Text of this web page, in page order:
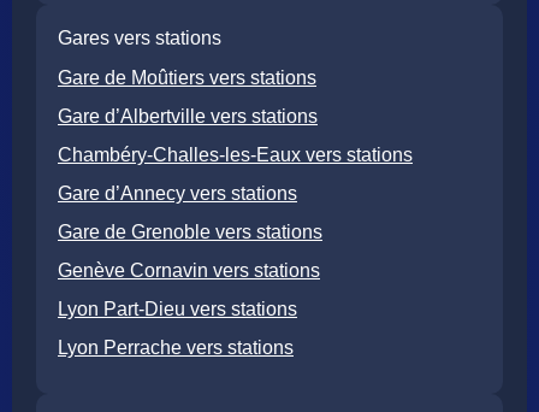
Gares vers stations
Gare de Moûtiers vers stations
Gare d’Albertville vers stations
Chambéry-Challes-les-Eaux vers stations
Gare d’Annecy vers stations
Gare de Grenoble vers stations
Genève Cornavin vers stations
Lyon Part-Dieu vers stations
Lyon Perrache vers stations